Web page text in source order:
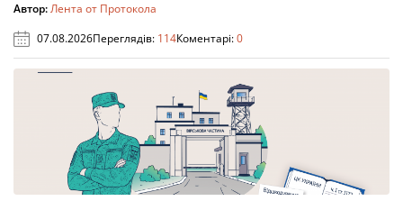
Автор:Лента от Протокола
07.08.2026Переглядів: 114Коментарі:0